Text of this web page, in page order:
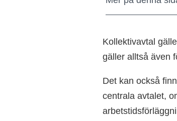
Kollektivavtal
gäller alltså även
Det kan också
centrala avtalet,